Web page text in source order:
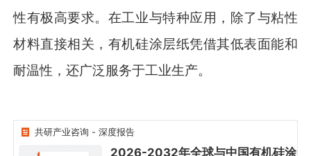
性有极高要求。在工业与特种应用，除了与粘性
材料直接相关，有机硅涂层纸凭借其低表面能和
耐温性，还广泛服务于工业生产。
共研产业咨询 - 深度报告
2026-2032年全球与中国有机硅涂